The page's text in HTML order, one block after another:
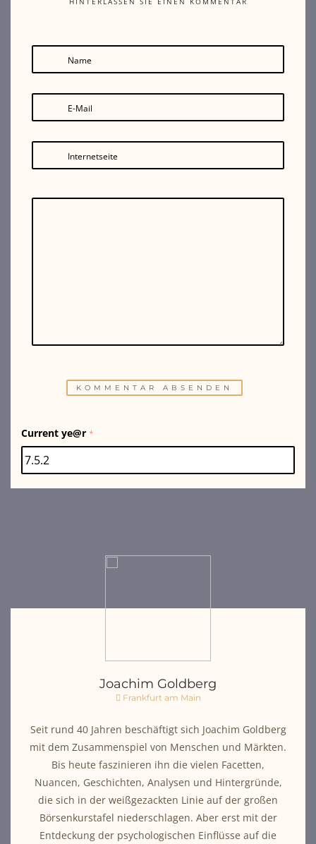
Name
E-Mail
Internetseite
Current ye@r *
Joachim Goldberg
Frankfurt am Main
Seit rund 40 Jahren beschäftigt sich Joachim Goldberg
mit dem Zusammenspiel von Menschen und Märkten.
Bis heute faszinieren ihn die vielen Facetten,
Nuancen, Geschichten, Analysen und Hintergründe,
die sich in der weißgezackten Linie auf der großen
Börsenkurstafel niederschlagen. Aber erst mit der
Entdeckung der psychologischen Einflüsse auf die